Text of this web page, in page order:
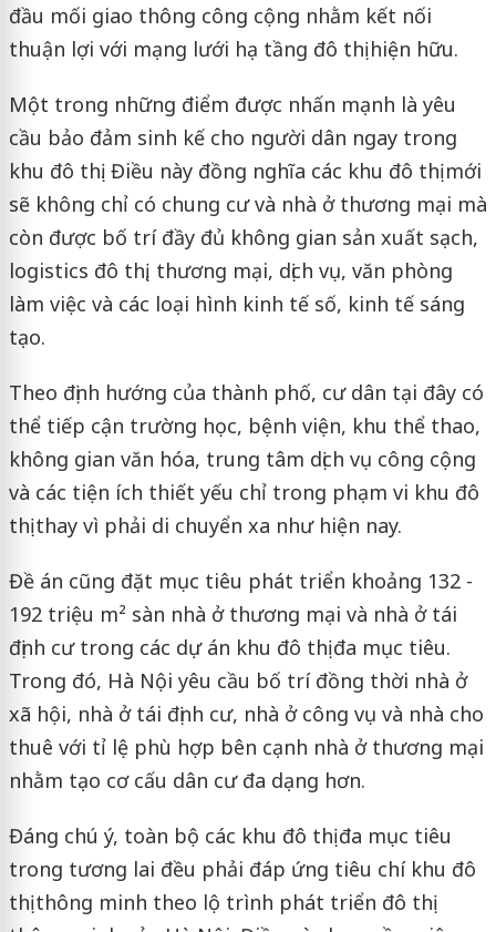
đầu mối giao thông công cộng nhằm kết nối
thuận lợi với mạng lưới hạ tầng đô thị hiện hữu.
Một trong những điểm được nhấn mạnh là yêu
cầu bảo đảm sinh kế cho người dân ngay trong
khu đô thị. Điều này đồng nghĩa các khu đô thị mới
sẽ không chỉ có chung cư và nhà ở thương mại mà
còn được bố trí đầy đủ không gian sản xuất sạch,
logistics đô thị, thương mại, dịch vụ, văn phòng
làm việc và các loại hình kinh tế số, kinh tế sáng
tạo.
Theo định hướng của thành phố, cư dân tại đây có
thể tiếp cận trường học, bệnh viện, khu thể thao,
không gian văn hóa, trung tâm dịch vụ công cộng
và các tiện ích thiết yếu chỉ trong phạm vi khu đô
thị thay vì phải di chuyển xa như hiện nay.
Đề án cũng đặt mục tiêu phát triển khoảng 132 -
192 triệu m² sàn nhà ở thương mại và nhà ở tái
định cư trong các dự án khu đô thị đa mục tiêu.
Trong đó, Hà Nội yêu cầu bố trí đồng thời nhà ở
xã hội, nhà ở tái định cư, nhà ở công vụ và nhà cho
thuê với tỉ lệ phù hợp bên cạnh nhà ở thương mại
nhằm tạo cơ cấu dân cư đa dạng hơn.
Đáng chú ý, toàn bộ các khu đô thị đa mục tiêu
trong tương lai đều phải đáp ứng tiêu chí khu đô
thị thông minh theo lộ trình phát triển đô thị